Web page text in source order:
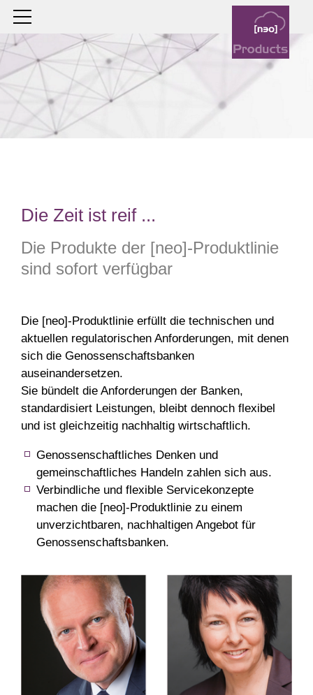
Die Zeit ist reif ...
Die Produkte der [neo]-Produktlinie
sind sofort verfügbar
Die [neo]-Produktlinie erfüllt die technischen und
aktuellen regulatorischen Anforderungen, mit denen
sich die Genossenschaftsbanken
auseinandersetzen.
Sie bündelt die Anforderungen der Banken,
standardisiert Leistungen, bleibt dennoch flexibel
und ist gleichzeitig nachhaltig wirtschaftlich.
Genossenschaftliches Denken und
gemeinschaftliches Handeln zahlen sich aus.
Verbindliche und flexible Servicekonzepte
machen die [neo]-Produktlinie zu einem
unverzichtbaren, nachhaltigen Angebot für
Genossenschaftsbanken.